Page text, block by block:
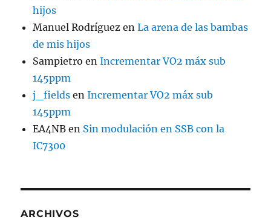
hijos
Manuel Rodríguez enLa arena de las bambas
de mis hijos
Sampietro enIncrementar VO2 máx sub
145ppm
j_fields enIncrementar VO2 máx sub
145ppm
EA4NB en Sin modulación en SSB con la
IC7300
ARCHIVOS